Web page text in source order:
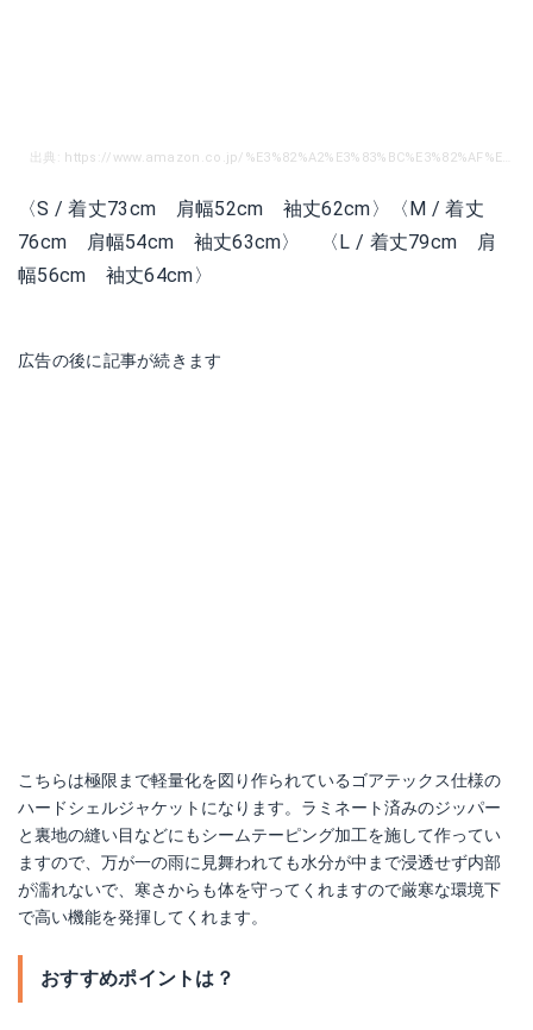
〈S / 着丈73cm 肩幅52cm 袖丈62cm〉〈M / 着丈
76cm 肩幅54cm 袖丈63cm〉 〈L / 着丈79cm 肩
幅56cm 袖丈64cm〉
広告の後に記事が続きます
こちらは極限まで軽量化を図り作られているゴアテックス仕様の
ハードシェルジャケットになります。ラミネート済みのジッパー
と裏地の縫い目などにもシームテーピング加工を施して作ってい
ますので、万が一の雨に見舞われても水分が中まで浸透せず内部
が濡れないで、寒さからも体を守ってくれますので厳寒な環境下
で高い機能を発揮してくれます。
おすすめポイントは？